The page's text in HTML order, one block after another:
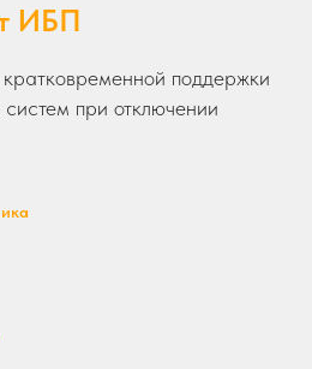
ИБП
поддержки
при отключении